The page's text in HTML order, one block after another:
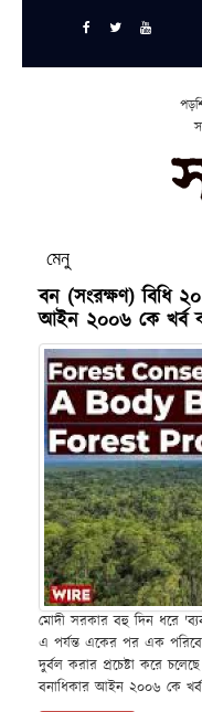
মেনু
বন (সংরক্ষণ) বিধি
আইন ২০০৬ কে খর্ব
মোদী সরকার বহু দিন ধরে
এ পর্যন্ত একের পর এক
দুর্বল করার প্রচেষ্টা করে
বনাধিকার আইন ২০০৬ কে